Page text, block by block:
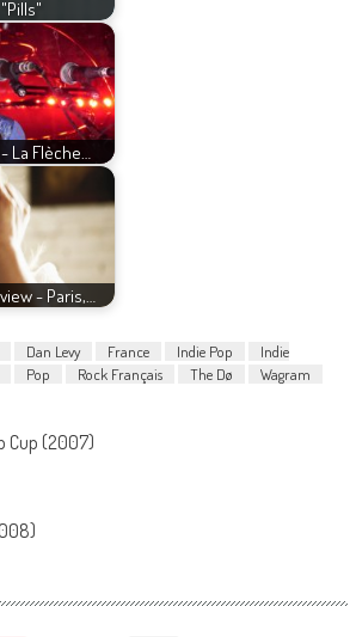
La Flèche…
- Paris,…
Dan Levy France Indie Pop
Indie
Pop Rock Français The Dø Wagram
Cup (2007)